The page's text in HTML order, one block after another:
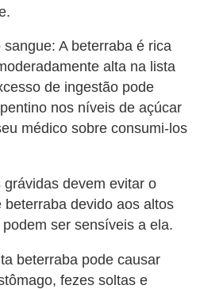
A beterraba é rica
alta na lista
de ingestão pode
nos níveis de açúcar
médico sobre consumi-los
devem evitar o
devido aos altos
ser sensíveis a ela.
beterraba pode causar
fezes soltas e